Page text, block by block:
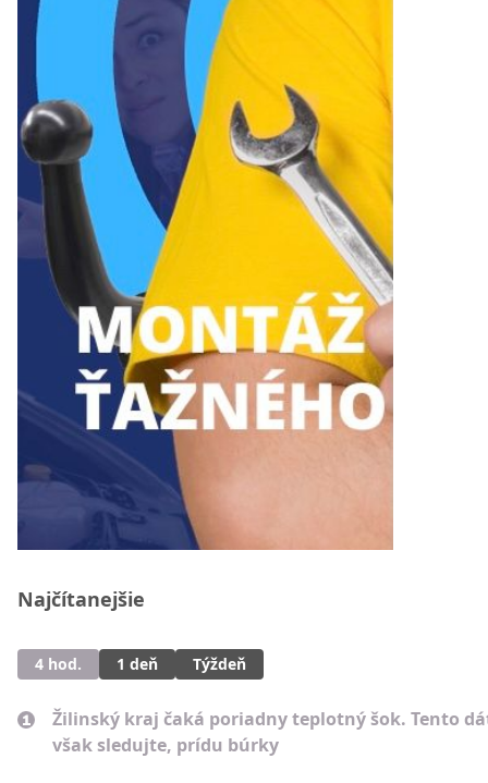
Najčítanejšie
4 hod. 1 deň Týždeň
Žilinský kraj čaká poriadny teplotný šok. Tento
však sledujte, prídu búrky